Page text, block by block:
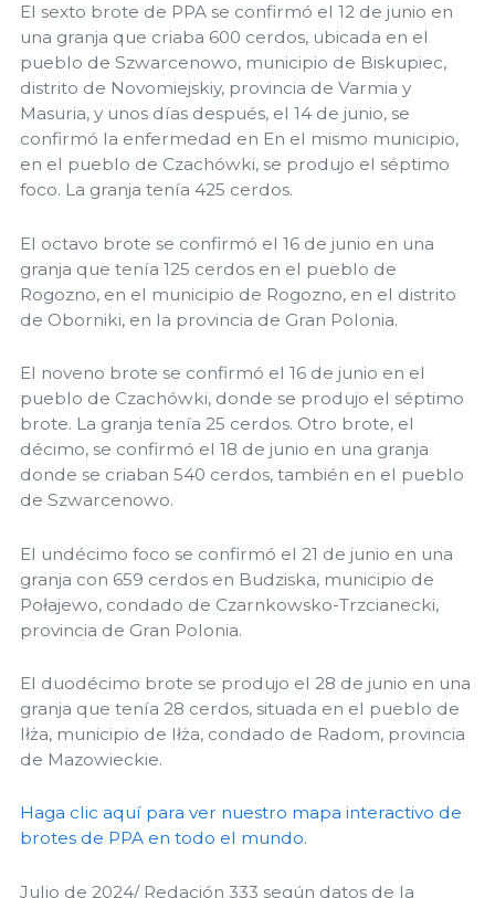
El sexto brote de PPA se confirmó el 12 de junio en
una granja que criaba 600 cerdos, ubicada en el
pueblo de Szwarcenowo, municipio de Biskupiec,
distrito de Novomiejskiy, provincia de Varmia y
Masuria, y unos días después, el 14 de junio, se
confirmó la enfermedad en En el mismo municipio,
en el pueblo de Czachówki, se produjo el séptimo
foco. La granja tenía 425 cerdos.
El octavo brote se confirmó el 16 de junio en una
granja que tenía 125 cerdos en el pueblo de
Rogozno, en el municipio de Rogozno, en el distrito
de Oborniki, en la provincia de Gran Polonia.
El noveno brote se confirmó el 16 de junio en el
pueblo de Czachówki, donde se produjo el séptimo
brote. La granja tenía 25 cerdos. Otro brote, el
décimo, se confirmó el 18 de junio en una granja
donde se criaban 540 cerdos, también en el pueblo
de Szwarcenowo.
El undécimo foco se confirmó el 21 de junio en una
granja con 659 cerdos en Budziska, municipio de
Połajewo, condado de Czarnkowsko-Trzcianecki,
provincia de Gran Polonia.
El duodécimo brote se produjo el 28 de junio en una
granja que tenía 28 cerdos, situada en el pueblo de
Iłża, municipio de Iłża, condado de Radom, provincia
de Mazowieckie.
Haga clic aquí para ver nuestro mapa interactivo de
brotes de PPA en todo el mundo.
Julio de 2024/ Redación 333 según datos de la